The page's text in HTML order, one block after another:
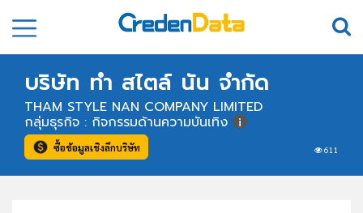
บริษัท ทำ สไตล์ นัน จำกัด
THAM STYLE NAN COMPANY LIMITED
611
กลุ่มธุรกิจ : กิจกรรมด้านความบันเทิง
ซื้อข้อมูลเชิงลึกบริษัท